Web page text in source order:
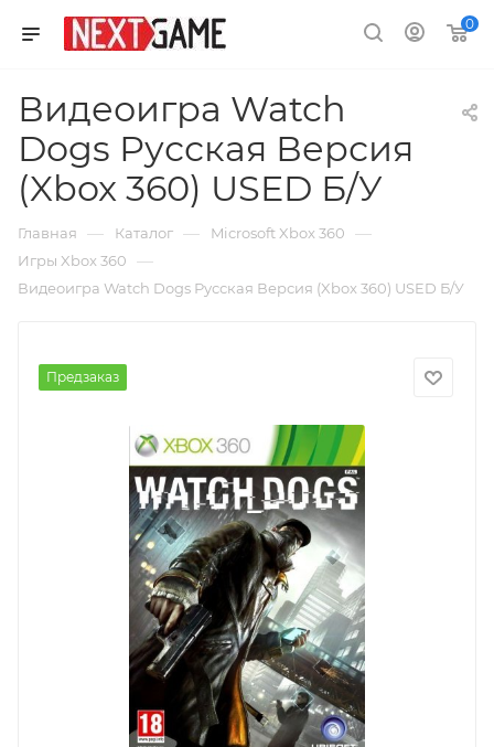
0
Видеоигра Watch
Dogs Русская Версия
(Xbox 360) USED Б/У
Главная — Каталог — Microsoft Xbox 360 —
Игры Xbox 360 —
Видеоигра Watch Dogs Русская Версия (Xbox 360) USED Б/У
Предзаказ